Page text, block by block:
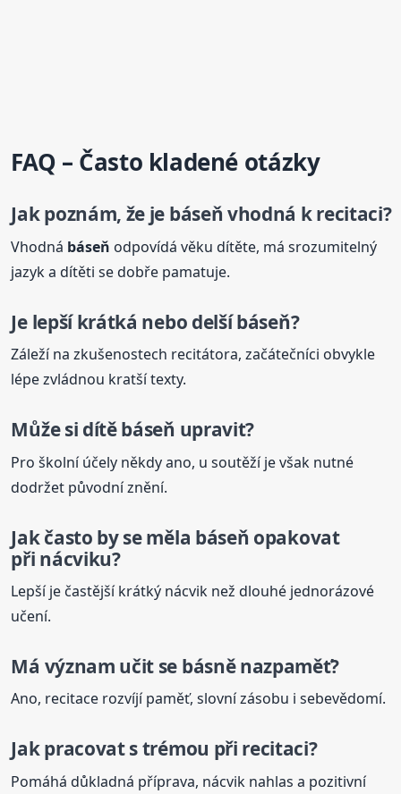
FAQ – Často kladené otázky
Jak poznám, že je báseň vhodná k recitaci?
Vhodná báseň odpovídá věku dítěte, má srozumitelný
jazyk a dítěti se dobře pamatuje.
Je lepší krátká nebo delšíbáseň?
Záleží na zkušenostech recitátora, začátečníci obvykle
lépe zvládnou kratší texty.
Může si dítěbáseň upravit?
Pro školní účely někdy ano, u soutěží je však nutné
dodržet původní znění.
Jak často by se měla báseň opakovat
při nácviku?
Lepší je častější krátký nácvik než dlouhé jednorázové
učení.
Má význam učit se básně nazpaměť?
Ano, recitace rozvíjí paměť, slovní zásobu i sebevědomí.
Jak pracovat s trémou při recitaci?
Pomáhá důkladná příprava, nácvik nahlas a pozitivní